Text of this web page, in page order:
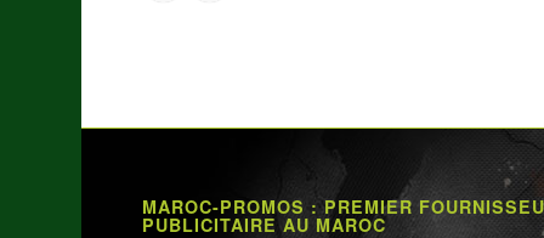
MAROC-PROMOS : PREMIER
PUBLICITAIRE AU MAROC